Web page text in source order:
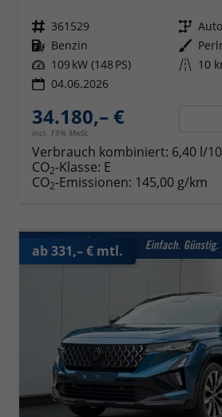
Fahrzeugnr. 361529 Getriebe
Kraftstoff Benzin Außenfarbe
Leistung 109 kW (148 PS) Kilometerstand 10
04.06.2026
34.180,– €
incl. 19% MwSt.
Verbrauch kombiniert: 6,40 l/
CO2-Klasse: E
CO2-Emissionen: 145,00 g/km
ab 331,– € mtl.